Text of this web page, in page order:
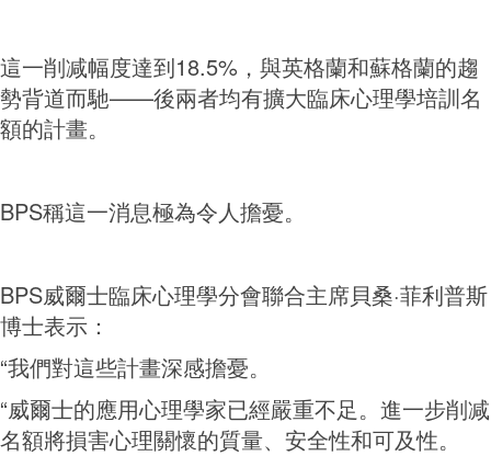
這一削减幅度達到18.5%，與英格蘭和蘇格蘭的趨
勢背道而馳——後兩者均有擴大臨床心理學培訓名
額的計畫。
BPS稱這一消息極為令人擔憂。
BPS威爾士臨床心理學分會聯合主席貝桑·菲利普斯
博士表示：
“我們對這些計畫深感擔憂。
“威爾士的應用心理學家已經嚴重不足。進一步削减
名額將損害心理關懷的質量、安全性和可及性。